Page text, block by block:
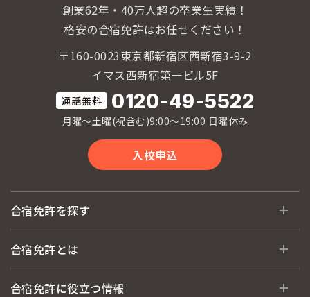
創業62年・40万人超の卒業生実績！
格安の合宿免許はお任せください！
〒160-0023東京都新宿区西新宿3-9-2
イマス西新宿第一ビル5F
0120-49-5522
月曜〜土曜(祝含む)9:00〜19:00 日曜休み
入校申込
合宿免許を探す
全国 教習所一覧
合宿免許とは
合宿免許とは
合宿免許に役立つ情報